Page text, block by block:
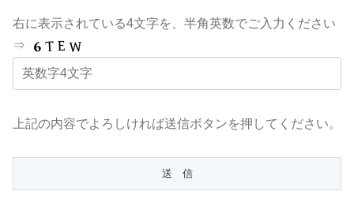
右に表示されている4文字を、半角英数でご入力ください
⇒
上記の内容でよろしければ送信ボタンを押してください。